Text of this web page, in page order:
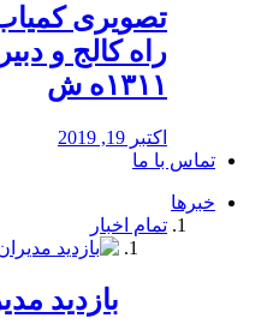
️تصویری
راه كالج و
۱۳۱۱ه ش
اکتبر 19, 2019
تماس با ما
خبرها
تمام اخبار
بازدید